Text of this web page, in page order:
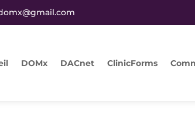
DOMx DACnet ClinicForms